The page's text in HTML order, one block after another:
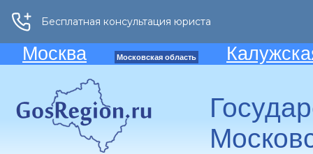
Москва Московская область